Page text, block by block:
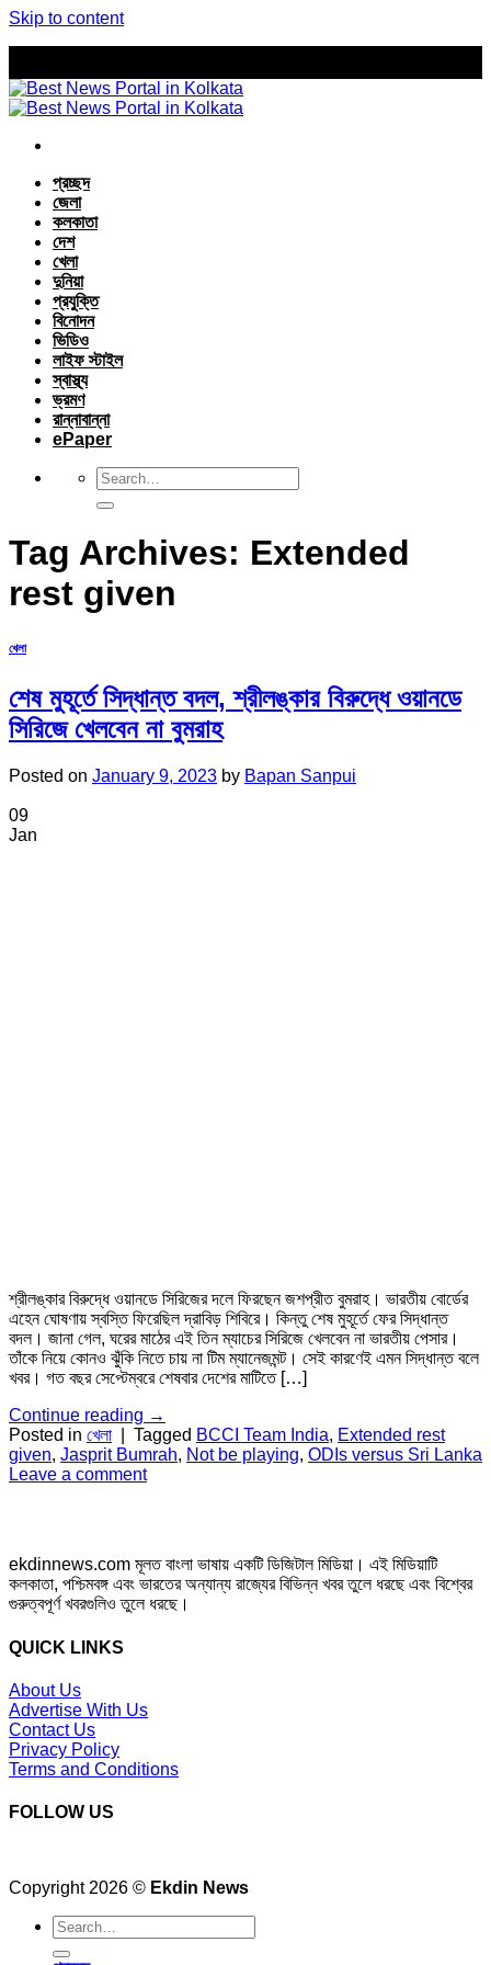
Skip to content
প্রচ্ছদ
জেলা
কলকাতা
দেশ
খেলা
দুনিয়া
প্রযুক্তি
বিনোদন
ভিডিও
লাইফ স্টাইল
স্বাস্থ্য
ভ্রমণ
রান্নাবান্না
ePaper
Tag Archives: Extended
rest given
খেলা
শেষ মুহূর্তে সিদ্ধান্ত বদল, শ্রীলঙ্কার বিরুদ্ধে ওয়ানডে
সিরিজে খেলবেন না বুমরাহ
Posted on January 9, 2023 by Bapan Sanpui
09
Jan
শ্রীলঙ্কার বিরুদ্ধে ওয়ানডে সিরিজের দলে ফিরছেন জশপ্রীত বুমরাহ। ভারতীয় বোর্ডের
এহেন ঘোষণায় স্বস্তি ফিরেছিল দ্রাবিড় শিবিরে। কিন্তু শেষ মুহূর্তে ফের সিদ্ধান্ত
বদল। জানা গেল, ঘরের মাঠের এই তিন ম্যাচের সিরিজে খেলবেন না ভারতীয় পেসার।
তাঁকে নিয়ে কোনও ঝুঁকি নিতে চায় না টিম ম্যানেজমন্ট। সেই কারণেই এমন সিদ্ধান্ত বলে
খবর। গত বছর সেপ্টেম্বরে শেষবার দেশের মাটিতে […]
Continue reading →
Posted in খেলা Tagged BCCI Team India, Extended rest
given, Jasprit Bumrah, Not be playing, ODIs versus Sri Lanka
Leave a comment
ekdinnews.com মূলত বাংলা ভাষায় একটি ডিজিটাল মিডিয়া। এই মিডিয়াটি
কলকাতা, পশ্চিমবঙ্গ এবং ভারতের অন্যান্য রাজ্যের বিভিন্ন খবর তুলে ধরছে এবং বিশ্বের
গুরুত্বপূর্ণ খবরগুলিও তুলে ধরছে।
QUICK LINKS
About Us
Advertise With Us
Contact Us
Privacy Policy
Terms and Conditions
FOLLOW US
Copyright 2026 © Ekdin News